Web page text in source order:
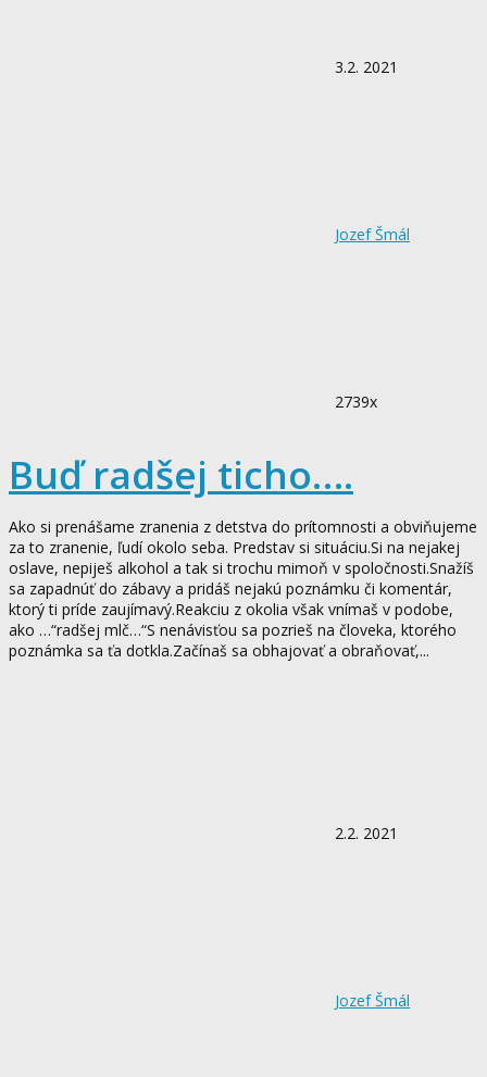
3.2. 2021
Jozef Šmál
2739x
Buď radšej ticho….
Ako si prenášame zranenia z detstva do prítomnosti a obviňujeme
za to zranenie, ľudí okolo seba. Predstav si situáciu.Si na nejakej
oslave, nepiješ alkohol a tak si trochu mimoň v spoločnosti.Snažíš
sa zapadnúť do zábavy a pridáš nejakú poznámku či komentár,
ktorý ti príde zaujímavý.Reakciu z okolia však vnímaš v podobe,
ako …“radšej mlč…“S nenávisťou sa pozrieš na človeka, ktorého
poznámka sa ťa dotkla.Začínaš sa obhajovať a obraňovať,...
2.2. 2021
Jozef Šmál